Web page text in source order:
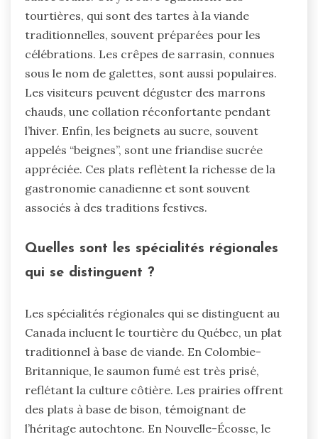
tourtières, qui sont des tartes à la viande
traditionnelles, souvent préparées pour les
célébrations. Les crêpes de sarrasin, connues
sous le nom de galettes, sont aussi populaires.
Les visiteurs peuvent déguster des marrons
chauds, une collation réconfortante pendant
l’hiver. Enfin, les beignets au sucre, souvent
appelés “beignes”, sont une friandise sucrée
appréciée. Ces plats reflètent la richesse de la
gastronomie canadienne et sont souvent
associés à des traditions festives.
Quelles sont les spécialités régionales
qui se distinguent ?
Les spécialités régionales qui se distinguent au
Canada incluent le tourtière du Québec, un plat
traditionnel à base de viande. En Colombie-
Britannique, le saumon fumé est très prisé,
reflétant la culture côtière. Les prairies offrent
des plats à base de bison, témoignant de
l’héritage autochtone. En Nouvelle-Écosse, le